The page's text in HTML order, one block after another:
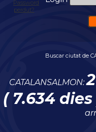
Password
perdut?
Buscar ciutat de
CATALANSALMON:
( 7.634 dies